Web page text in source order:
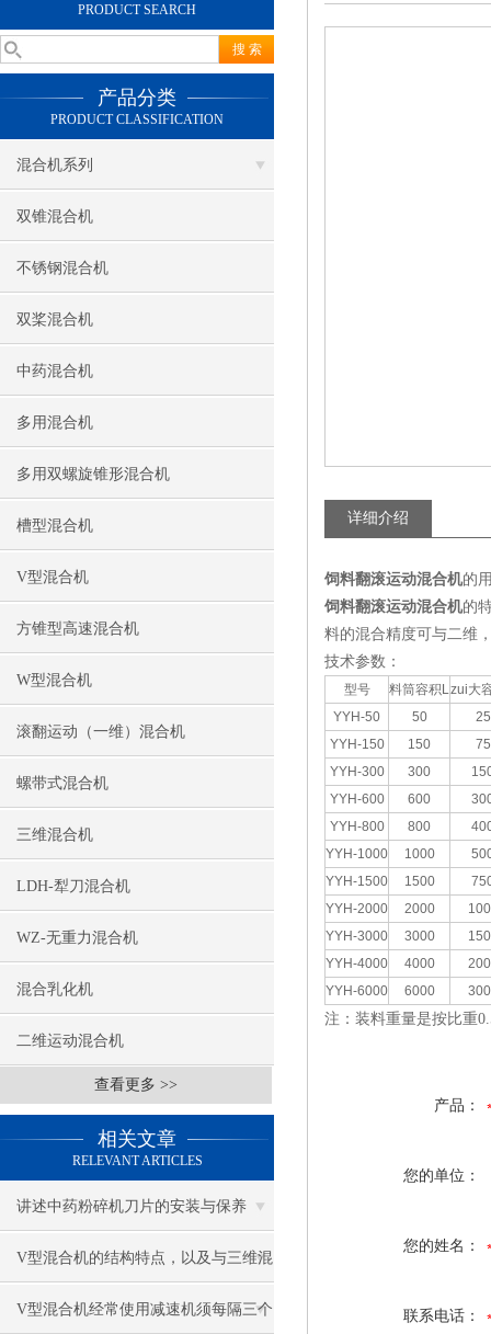
PRODUCT SEARCH
产品分类
PRODUCT CLASSIFICATION
混合机系列
双锥混合机
不锈钢混合机
双桨混合机
中药混合机
多用混合机
多用双螺旋锥形混合机
槽型混合机
V型混合机
方锥型高速混合机
W型混合机
滚翻运动（一维）混合机
螺带式混合机
三维混合机
LDH-犁刀混合机
WZ-无重力混合机
混合乳化机
二维运动混合机
查看更多 >>
相关文章
RELEVANT ARTICLES
讲述中药粉碎机刀片的安装与保养
V型混合机的结构特点，以及与三维混
合机不同之处
V型混合机经常使用减速机须每隔三个
详细介绍
饲料翻滚运动混合机的
饲料翻滚运动混合机的
料的混合精度可与二维
技术参数：
型号 料筒容积Lzui大
YYH-50
50
25
YYH-150
150
75
YYH-300
300
YYH-600
600
YYH-800
800
YYH-1000
1000
YYH-1500
1500
YYH-2000
2000
YYH-3000
3000
YYH-4000
4000
YYH-6000
6000
注：装料重量是按比重
产品：
您的单位：
您的姓名：
联系电话：